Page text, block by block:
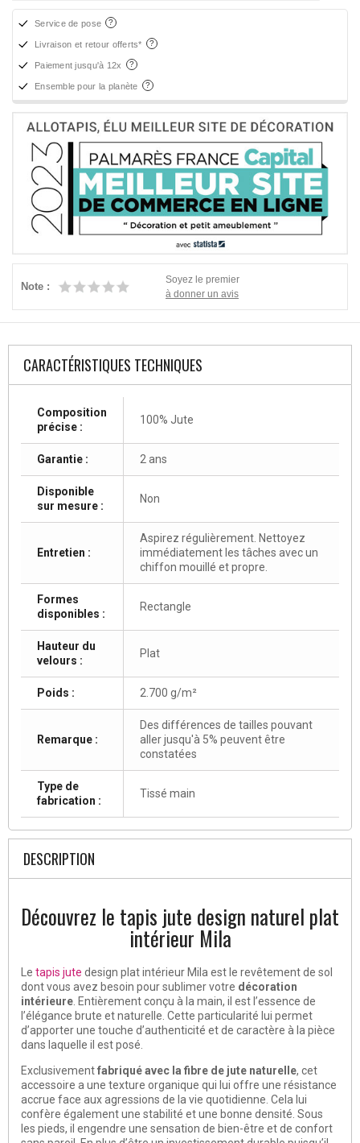
Service de pose
Livraison et retour offerts*
Paiement jusqu'à 12x
Ensemble pour la planète
Note :
Soyez le premier
à donner un avis
CARACTÉRISTIQUES TECHNIQUES
Composition
précise :
100% Jute
Garantie : 2 ans
Disponible
sur mesure :
Non
Entretien :
Aspirez régulièrement. Nettoyez
immédiatement les tâches avec un
chiffon mouillé et propre.
Formes
disponibles :
Rectangle
Hauteur du
velours :
Plat
Poids : 2.700 g/m²
Remarque :
Des différences de tailles pouvant
aller jusqu'à 5% peuvent être
constatées
Type de
fabrication :
Tissé main
DESCRIPTION
Découvrez le tapis jute design naturel plat
intérieur Mila
Le tapis jute design plat intérieur Mila est le revêtement de sol
dont vous avez besoin pour sublimer votre décoration
intérieure . Entièrement conçu à la main, il est l’essence de
l’élégance brute et naturelle. Cette particularité lui permet
d’apporter une touche d’authenticité et de caractère à la pièce
dans laquelle il est posé.
Exclusivementfabriqué avec la fibre de jute naturelle, cet
accessoire a une texture organique qui lui offre une résistance
accrue face aux agressions de la vie quotidienne. Cela lui
confère également une stabilité et une bonne densité. Sous
les pieds, il engendre une sensation de bien-être et de confort